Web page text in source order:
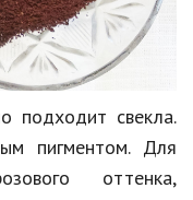
подходит свекла.
пигментом. Для
оттенка,